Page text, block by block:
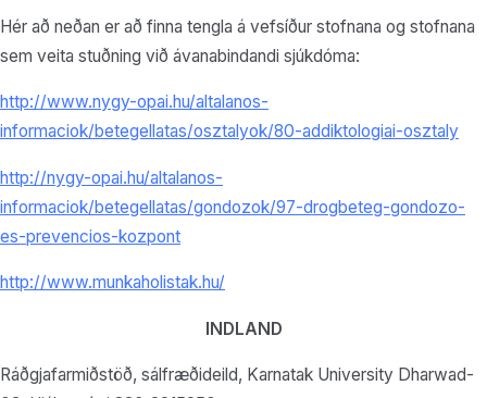
Hér að neðan er að finna tengla á vefsíður stofnana og stofnana
sem veita stuðning við ávanabindandi sjúkdóma:
http://www.nygy-opai.hu/altalanos-
informaciok/betegellatas/osztalyok/80-addiktologiai-osztaly
http://nygy-opai.hu/altalanos-
informaciok/betegellatas/gondozok/97-drogbeteg-gondozo-
es-prevencios-kozpont
http://www.munkaholistak.hu/
INDLAND
Ráðgjafarmiðstöð, sálfræðideild, Karnatak University Dharwad-